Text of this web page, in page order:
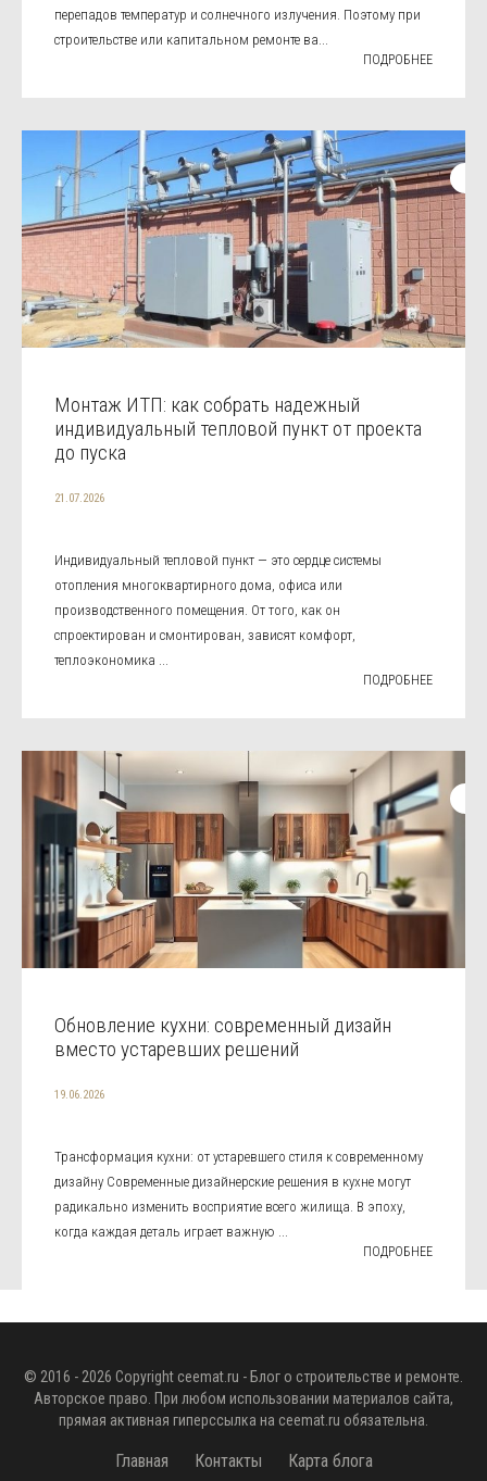
перепадов температур и солнечного излучения. Поэтому при
строительстве или капитальном ремонте ва...
ПОДРОБНЕЕ
Монтаж ИТП: как собрать надежный
индивидуальный тепловой пункт от проекта
до пуска
21.07.2026
Индивидуальный тепловой пункт — это сердце системы
отопления многоквартирного дома, офиса или
производственного помещения. От того, как он
спроектирован и смонтирован, зависят комфорт,
теплоэкономика ...
ПОДРОБНЕЕ
Обновление кухни: современный дизайн
вместо устаревших решений
19.06.2026
Трансформация кухни: от устаревшего стиля к современному
дизайну Современные дизайнерские решения в кухне могут
радикально изменить восприятие всего жилища. В эпоху,
когда каждая деталь играет важную ...
ПОДРОБНЕЕ
© 2016 - 2026 Copyright ceemat.ru - Блог о строительстве и ремонте.
Авторское право. При любом использовании материалов сайта,
прямая активная гиперссылка на ceemat.ru обязательна.
Главная Контакты Карта блога